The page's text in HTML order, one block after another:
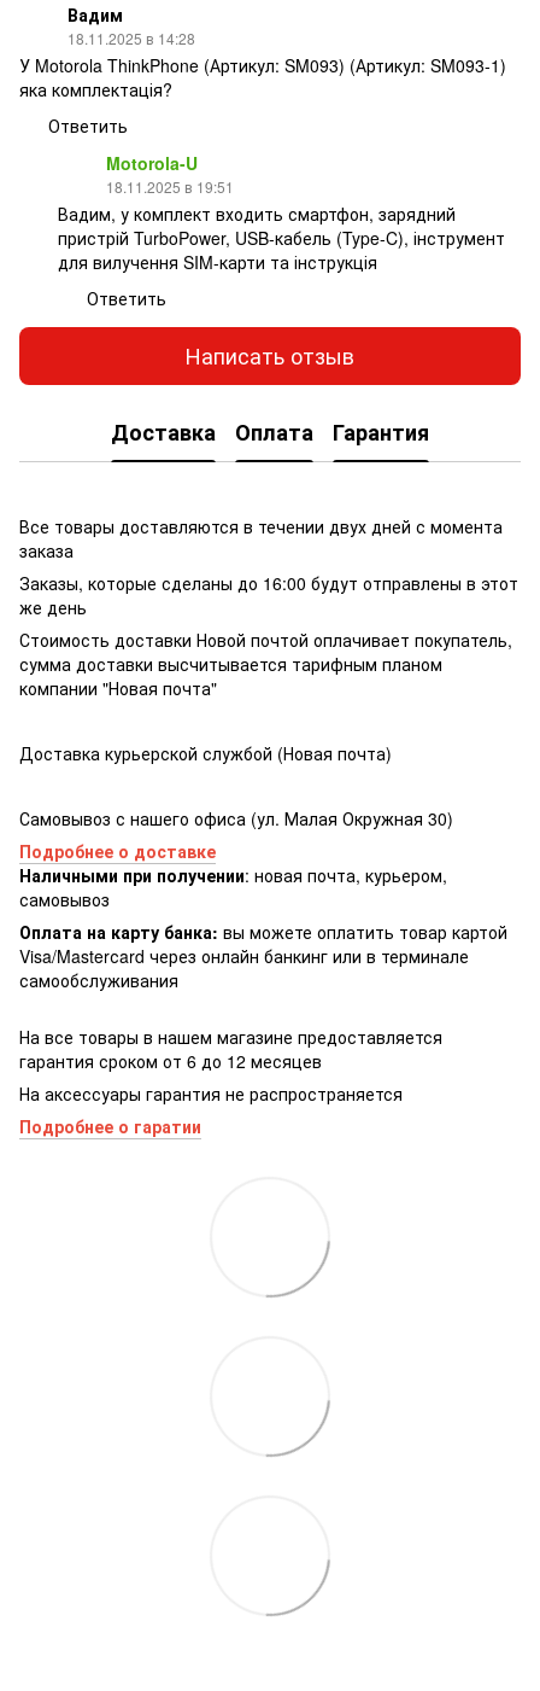
Вадим
18.11.2025 в 14:28
У Motorola ThinkPhone (Артикул: SM093) (Артикул: SM093-1)
яка комплектація?
Ответить
Motorola-U
18.11.2025 в 19:51
Вадим, у комплект входить смартфон, зарядний
пристрій TurboPower, USB-кабель (Type-C), інструмент
для вилучення SIM-карти та інструкція
Ответить
Написать отзыв
Доставка Оплата Гарантия
Все товары доставляются в течении двух дней с момента
заказа
Заказы, которые сделаны до 16:00 будут отправлены в этот
же день
Стоимость доставки Новой почтой оплачивает покупатель,
сумма доставки высчитывается тарифным планом
компании "Новая почта"
Доставка курьерской службой (Новая почта)
Самовывоз с нашего офиса (ул. Малая Окружная 30)
Подробнее о доставке
Наличными при получении: новая почта, курьером,
самовывоз
Оплата на карту банка: вы можете оплатить товар картой
Visa/Masterсard через онлайн банкинг или в терминале
самообслуживания
На все товары в нашем магазине предоставляется
гарантия сроком от 6 до 12 месяцев
На аксессуары гарантия не распространяется
Подробнее о гаратии